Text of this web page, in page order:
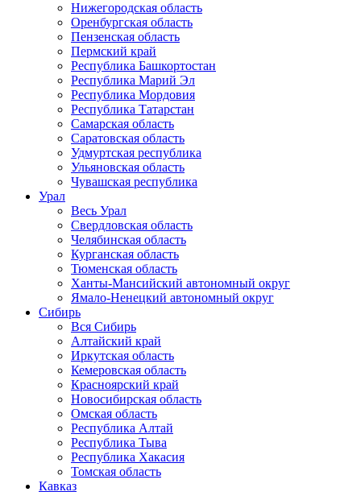
Нижегородская область
Оренбургская область
Пензенская область
Пермский край
Республика Башкортостан
Республика Марий Эл
Республика Мордовия
Республика Татарстан
Самарская область
Саратовская область
Удмуртская республика
Ульяновская область
Чувашская республика
Урал
Весь Урал
Свердловская область
Челябинская область
Курганская область
Тюменская область
Ханты-Мансийский автономный округ
Ямало-Ненецкий автономный округ
Сибирь
Вся Сибирь
Алтайский край
Иркутская область
Кемеровская область
Красноярский край
Новосибирская область
Омская область
Республика Алтай
Республика Тыва
Республика Хакасия
Томская область
Кавказ